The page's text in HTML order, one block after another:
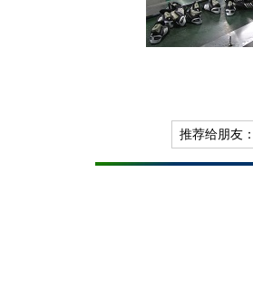
推荐给朋友：